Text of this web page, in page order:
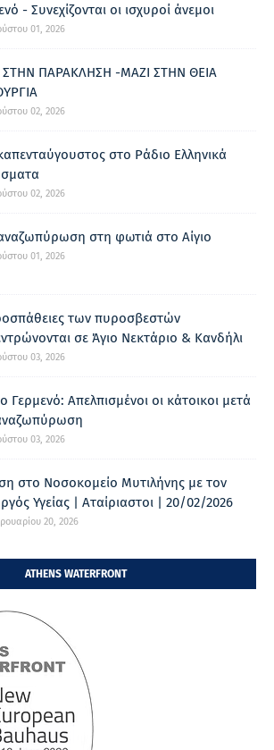
- Συνεχίζονται οι ισχυροί άνεμοι
01, 2026
ΣΤΗΝ ΠΑΡΑΚΛΗΣΗ -ΜΑΖΙ ΣΤΗΝ ΘΕΙΑ
02, 2026
στο Ράδιο Ελληνικά
02, 2026
στη φωτιά στο Αίγιο
01, 2026
των πυροσβεστών
σε Άγιο Νεκτάριο & Κανδήλι
03, 2026
Γερμενό: Απελπισμένοι οι κάτοικοι μετά
03, 2026
στο Νοσοκομείο Μυτιλήνης με τον
Υγείας | Αταίριαστοι | 20/02/2026
20, 2026
ATHENS WATERFRONT